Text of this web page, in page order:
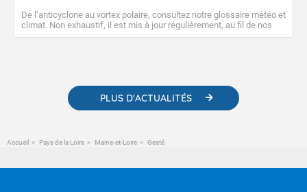
De l’anticyclone au vortex polaire, consultez notre glossaire météo et
climat. Non exhaustif, il est mis à jour régulièrement, au fil de nos
publications. Vous y trouverez également des liens utiles vers nos
PLUS D'ACTUALITÉS
Accueil Pays de la Loire Maine-et-Loire Gesté